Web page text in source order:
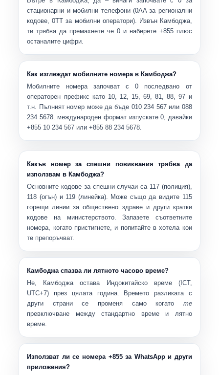
стационарни и мобилни телефони (0AA за регионални
кодове, 0TT за мобилни оператори). Извън Камбоджа,
титрябва да премахнете че 0 и наберете +855плюс
останалите цифри.
Как изглеждат мобилните номера в Камбоджа?
Мобилните номера започват с0 последвано от
операторен префикс като 10, 12, 15, 69, 81, 88, 97 и
т.н. Пълният номер може да бъде 010 234 567 или 088
234 5678. международен формат изпускате 0, давайки
+855 10 234 567 или+855 88 234 5678.
Какъв номер за спешни повиквания трябва да
използвам в Камбоджа?
Основните кодове за спешни случаи са 117(полиция),
118 (огън) и 119 (линейка). Може също да видите 115
горещи линии за обществено здраве и други кратки
кодове на министерството. Запазете съответните
номера, когато пристигнете, и попитайте в хотела кои
те препоръчват.
Камбоджа спазва ли лятното часово време?
Не, Камбоджа остава
Индокитайско време (ICT,
UTC+7) през цялата година. Времето разликата с
други страни се променя само когато те
превключване между стандартно време и лятно
време.
Използват ли се номера +855 за WhatsApp и други
приложения?